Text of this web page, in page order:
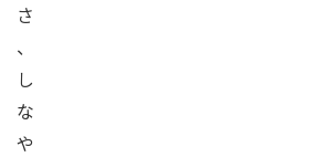
さ
、
し
な
や